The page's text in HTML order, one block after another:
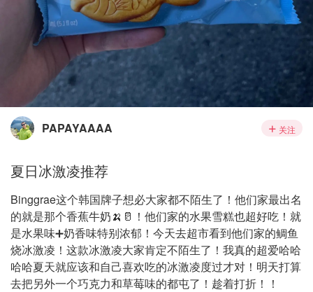
PAPAYAAAA 关注
夏日冰激凌推荐
Binggrae这个韩国牌子想必大家都不陌生了！他们家最出名
的就是那个香蕉牛奶🍌🥛！他们家的水果雪糕也超好吃！就
是水果味➕奶香味特别浓郁！今天去超市看到他们家的鲷鱼
烧冰激凌！这款冰激凌大家肯定不陌生了！我真的超爱哈哈
哈哈夏天就应该和自己喜欢吃的冰激凌度过才对！明天打算
去把另外一个巧克力和草莓味的都屯了！趁着打折！！